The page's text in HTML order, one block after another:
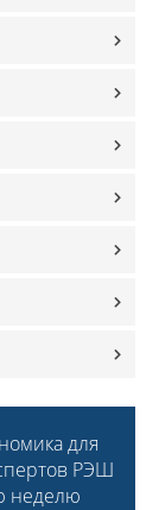
для
РЭШ
неделю